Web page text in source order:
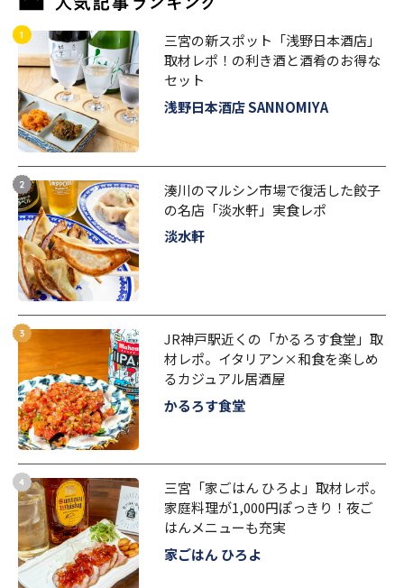
三宮の新スポット「浅野日本酒店」
取材レポ！の利き酒と酒肴のお得な
セット
浅野日本酒店 SANNOMIYA
湊川のマルシン市場で復活した餃子
の名店「淡水軒」実食レポ
淡水軒
JR神戸駅近くの「かるろす食堂」取
材レポ。イタリアン×和食を楽しめ
るカジュアル居酒屋
かるろす食堂
三宮「家ごはん ひろよ」取材レポ。
家庭料理が1,000円ぽっきり！夜ご
はんメニューも充実
家ごはん ひろよ